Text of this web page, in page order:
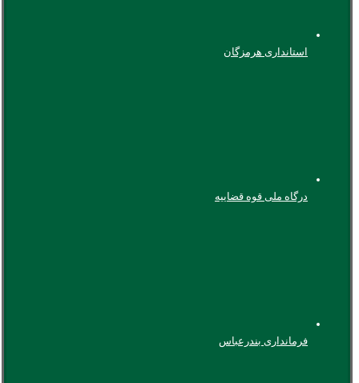
استانداری هرمزگان
درگاه ملی قوه قضاییه
فرمانداری بندرعباس